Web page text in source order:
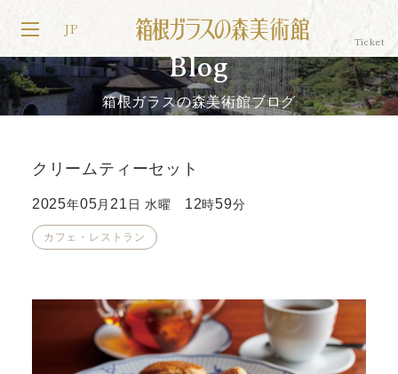
JP
Blog
箱根ガラスの森美術館ブログ
クリームティーセット
2025年05 月 21 日 水曜 12時59分
カフェ・レストラン